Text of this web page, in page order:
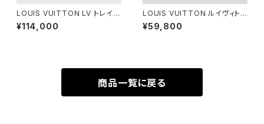
LOUIS VUITTON LV トレイナ
ー スニーカー ブラック ホワイト
8 1/2
¥114,000
LOUIS VUITTON ルイヴィトン
LV タッチ キャップ ローズ L M7
790L
¥59,800
商品一覧に戻る